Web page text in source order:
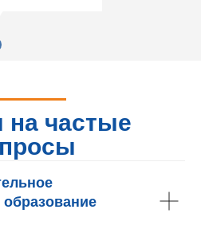
на частые